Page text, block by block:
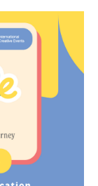
juga menjadi
industri untuk